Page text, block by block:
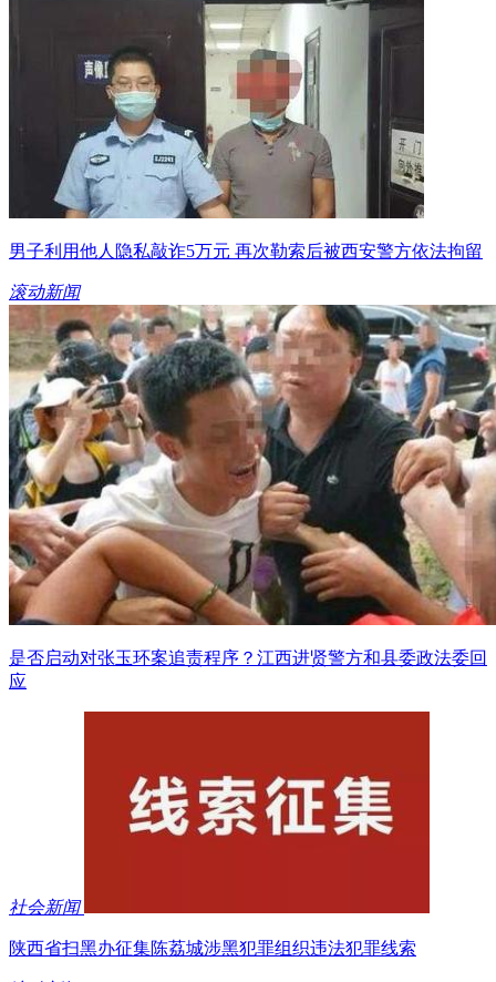
男子利用他人隐私敲诈5万元 再次勒索后被西安警方依法拘留
滚动新闻
是否启动对张玉环案追责程序？江西进贤警方和县委政法委回
应
社会新闻
陕西省扫黑办征集陈荔城涉黑犯罪组织违法犯罪线索